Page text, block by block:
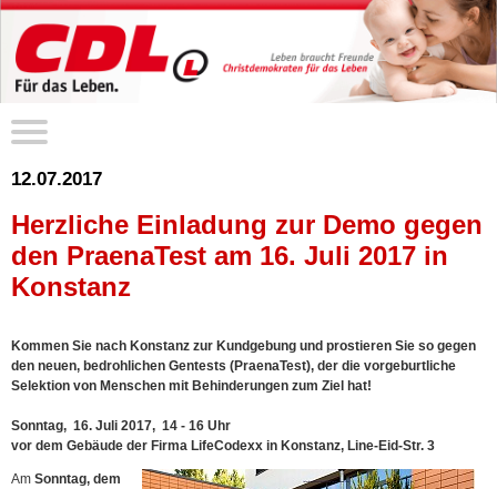
12.07.2017
Herzliche Einladung zur Demo gegen
den PraenaTest am 16. Juli 2017 in
Konstanz
Kommen Sie nach Konstanz zur Kundgebung und prostieren Sie so gegen
den neuen, bedrohlichen Gentests (PraenaTest), der die vorgeburtliche
Selektion von Menschen mit Behinderungen zum Ziel hat!
Sonntag, 16. Juli 2017, 14 - 16 Uhr
vor dem Gebäude der Firma LifeCodexx in Konstanz, Line-Eid-Str. 3
Am Sonntag, dem